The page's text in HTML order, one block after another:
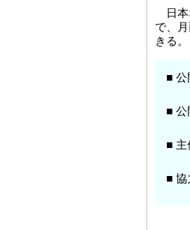
日
で、
きる
■ 公
■ 公
■ 主
■ 協